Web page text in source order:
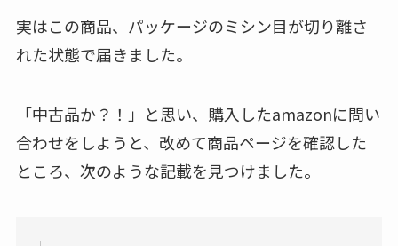
実はこの商品、パッケージのミシン目が切り離さ
れた状態で届きました。
「中古品か？！」と思い、購入したamazonに問い
合わせをしようと、改めて商品ページを確認した
ところ、次のような記載を見つけました。